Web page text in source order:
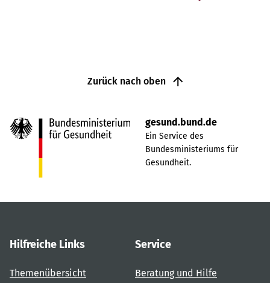
Zurück nach oben
gesund.bund.de
Ein Service des
Bundesministeriums für
Gesundheit.
Hilfreiche Links
Themenübersicht
Service
Beratung und Hilfe